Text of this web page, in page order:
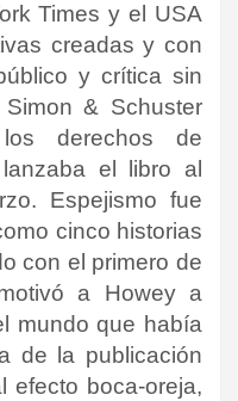
Times y el USA
creadas y con
y crítica sin
& Schuster
derechos de
el libro al
Espejismo fue
cinco historias
con el primero de
a Howey a
mundo que había
de la publicación
efecto boca-oreja,